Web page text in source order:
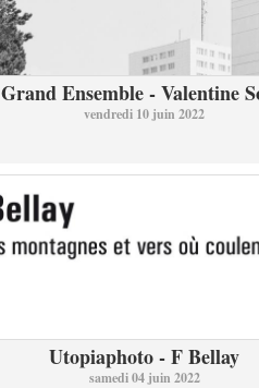
Grand Ensemble - Valentine
vendredi 10 juin 2022
Utopiaphoto - F Bellay
samedi 04 juin 2022